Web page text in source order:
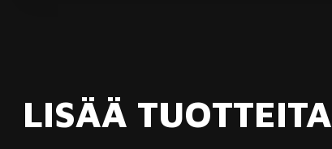
LISÄÄ TUOTTEITA